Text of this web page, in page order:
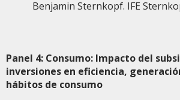
Benjamin Sternkopf. IFE
Panel 4: Consumo: Impacto del
inversiones en eficiencia,
hábitos de consumo